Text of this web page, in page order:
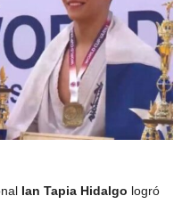
Ian Tapia Hidalgo logró